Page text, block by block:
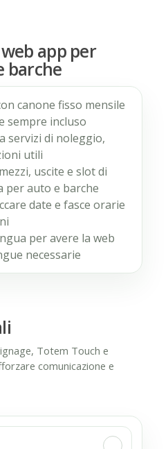
app per
barche
canone fisso mensile
sempre incluso
servizi di noleggio,
utili
uscite e slot di
per auto e barche
date e fasce orarie
per avere la web
necessarie
Totem Touch e
comunicazione e